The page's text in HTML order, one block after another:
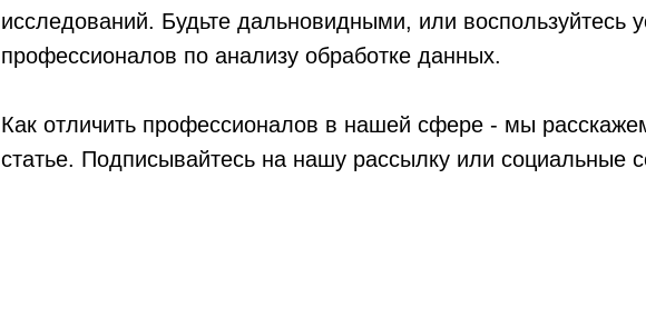
исследований. Будьте дальновидными, или воспользуйтесь
профессионалов по анализу обработке данных.
Как отличить профессионалов в нашей сфере - мы
статье. Подписывайтесь на нашу рассылку или социальные